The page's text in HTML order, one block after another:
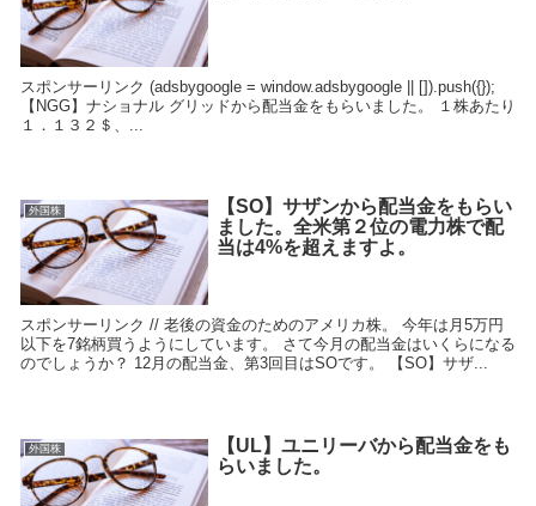
スポンサーリンク (adsbygoogle = window.adsbygoogle || []).push({});
【NGG】ナショナル グリッドから配当金をもらいました。 １株あたり
１．１３２＄、...
外国株
【SO】サザンから配当金をもらい
ました。全米第２位の電力株で配
当は4%を超えますよ。
スポンサーリンク // 老後の資金のためのアメリカ株。 今年は月5万円
以下を7銘柄買うようにしています。 さて今月の配当金はいくらになる
のでしょうか？ 12月の配当金、第3回目はSOです。 【SO】サザ...
外国株
【UL】ユニリーバから配当金をも
らいました。